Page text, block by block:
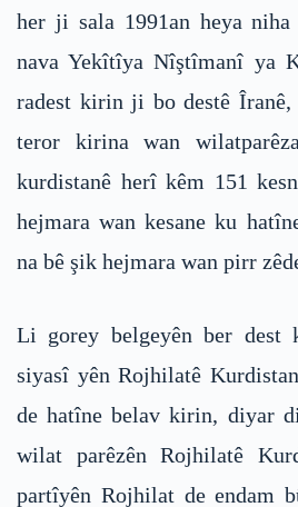
her ji sala 1991an heya
nava Yekîtîya Nîştîmanî ya
radest kirin ji bo destê
teror kirina wan
kurdistanê herî kêm 151
hejmara wan kesane ku
na bê şik hejmara wan pirr
Li gorey belgeyên ber
siyasî yên Rojhilatê
de hatîne belav kirin, diyar
wilat parêzên Rojhilatê
partîyên Rojhilat de endam